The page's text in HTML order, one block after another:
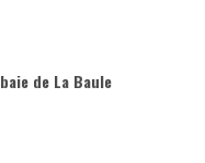
de La Baule